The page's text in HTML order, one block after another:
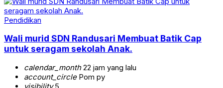
Pendidikan
Wali murid SDN Randusari Membuat Batik Cap
untuk seragam sekolah Anak.
calendar_month22 jam yang lalu
account_circlePom py